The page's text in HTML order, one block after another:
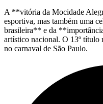
A **vitória da Mocidade
esportiva, mas também uma
brasileira** e da
artístico nacional. O 13º título
no carnaval de São Paulo.